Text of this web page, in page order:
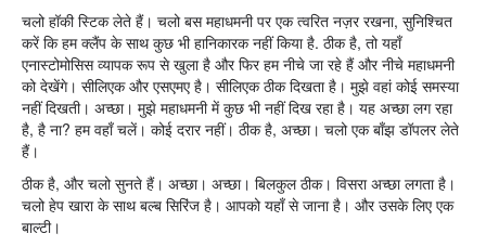
चलो हॉकी स्टिक लेते हैं। चलो बस महाधमनी पर एक त्वरित नज़र रखना, सुनिश्चित
करें कि हम क्लैंप के साथ कुछ भी हानिकारक नहीं किया है. ठीक है, तो यहाँ
एनास्टोमोसिस व्यापक रूप से खुला है और फिर हम नीचे जा रहे हैं और नीचे महाधमनी
को देखेंगे। सीलिएक और एसएमए है। सीलिएक ठीक दिखता है। मुझे वहां कोई समस्या
नहीं दिखती। अच्छा। मुझे महाधमनी में कुछ भी नहीं दिख रहा है। यह अच्छा लग रहा
है, है ना? हम वहाँ चलें। कोई दरार नहीं। ठीक है, अच्छा। चलो एक बाँझ डॉपलर लेते
हैं।
ठीक है, और चलो सुनते हैं। अच्छा। अच्छा। बिलकुल ठीक। विसरा अच्छा लगता है।
चलो हेप खारा के साथ बल्ब सिरिंज है। आपको यहाँ से जाना है। और उसके लिए एक
बाल्टी।